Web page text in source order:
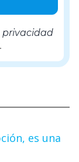
es una